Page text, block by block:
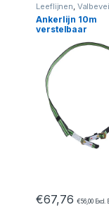
Leeflijnen,
Ankerlijn 10m
verstelbaar
€67,76 €56,00Excl.